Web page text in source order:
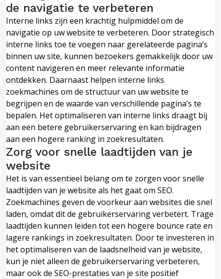
de navigatie te verbeteren
Interne links zijn een krachtig hulpmiddel om de
navigatie op uw website te verbeteren. Door strategisch
interne links toe te voegen naar gerelateerde pagina’s
binnen uw site, kunnen bezoekers gemakkelijk door uw
content navigeren en meer relevante informatie
ontdekken. Daarnaast helpen interne links
zoekmachines om de structuur van uw website te
begrijpen en de waarde van verschillende pagina’s te
bepalen. Het optimaliseren van interne links draagt bij
aan een betere gebruikerservaring en kan bijdragen
aan een hogere ranking in zoekresultaten.
Zorg voor snelle laadtijden van je
website
Het is van essentieel belang om te zorgen voor snelle
laadtijden van je website als het gaat om SEO.
Zoekmachines geven de voorkeur aan websites die snel
laden, omdat dit de gebruikerservaring verbetert. Trage
laadtijden kunnen leiden tot een hogere bounce rate en
lagere rankings in zoekresultaten. Door te investeren in
het optimaliseren van de laadsnelheid van je website,
kun je niet alleen de gebruikerservaring verbeteren,
maar ook de SEO-prestaties van je site positief